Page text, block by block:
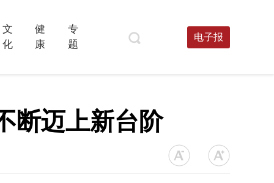
文
化
健
康
专
题
电子报
断迈上新台阶